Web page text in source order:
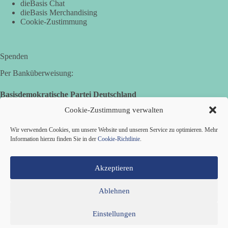
Cookie-Zustimmung verwalten
Wir verwenden Cookies, um unsere Website und unseren Service zu optimieren. Mehr
Information hierzu finden Sie in der Cookie-Richtlinie.
Akzeptieren
Ablehnen
Einstellungen
Hier ein Auszug aus der Rede von der
Bundestagsabgeordneten Sevim Dağdelen (BSW).
Revanchismus!“
👉 Hier geht es zum vollständigen Video:
si=2b_C6GgNY9EB-rXw
❤️ Wir freuen uns über deine Unterstützung:
#russandistnichtunserFeind
dieBasis Chat
dieBasis Merchandising
Cookie-Zustimmung
Spenden
Per Banküberweisung:
Basisdemokratische Partei Deutschland
IBAN: DE16 6539 0120 0434 1370 06
BIC: GENODES1EBI
Kontakt
Cookie-Richtlinie (EU)